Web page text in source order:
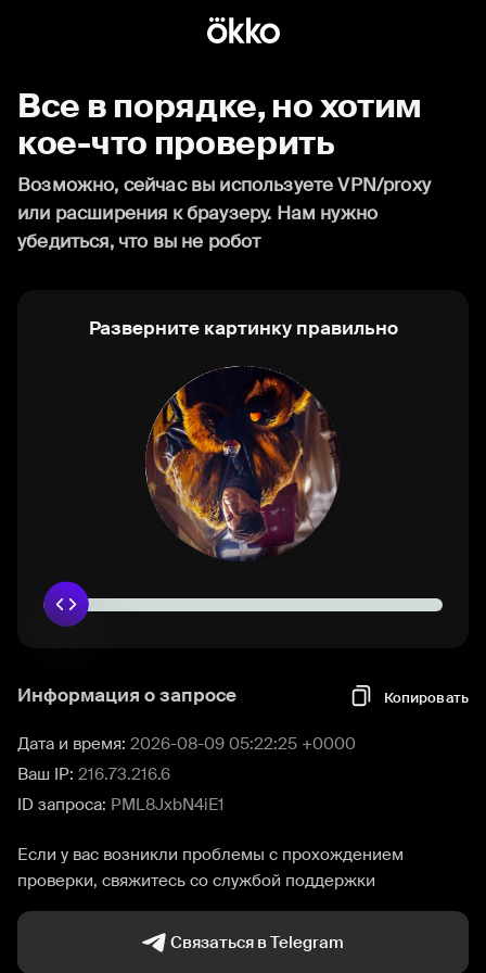
Все в порядке, но хотим
кое-что проверить
Возможно, сейчас вы используете VPN/proxy
или расширения к браузеру. Нам нужно
убедиться, что вы не робот
Разверните картинку правильно
Информация о запросе Копировать
Дата и время: 2026-08-09 05:22:25 +0000
Ваш IP: 216.73.216.6
ID запроса: PML8JxbN4iE1
Если у вас возникли проблемы с прохождением
проверки, свяжитесь со службой поддержки
Связаться в Telegram